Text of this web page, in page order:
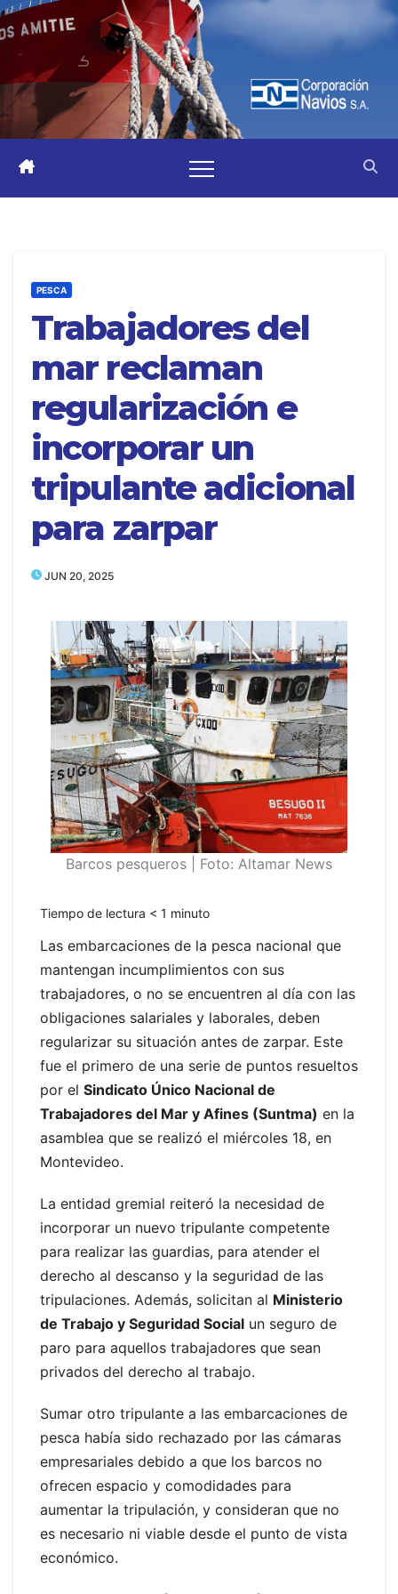
PESCA
Trabajadores del
mar reclaman
regularización e
incorporar un
tripulante adicional
para zarpar
JUN 20, 2025
Barcos pesqueros | Foto: Altamar News
Tiempo de lectura < 1 minuto
Las embarcaciones de la pesca nacional que
mantengan incumplimientos con sus
trabajadores, o no se encuentren al día con las
obligaciones salariales y laborales, deben
regularizar su situación antes de zarpar. Este
fue el primero de una serie de puntos resueltos
por el Sindicato Único Nacional de
Trabajadores del Mar y Afines (Suntma) en la
asamblea que se realizó el miércoles 18, en
Montevideo.
La entidad gremial reiteró la necesidad de
incorporar un nuevo tripulante competente
para realizar las guardias, para atender el
derecho al descanso y la seguridad de las
tripulaciones. Además, solicitan al Ministerio
de Trabajo y Seguridad Social un seguro de
paro para aquellos trabajadores que sean
privados del derecho al trabajo.
Sumar otro tripulante a las embarcaciones de
pesca había sido rechazado por las cámaras
empresariales debido a que los barcos no
ofrecen espacio y comodidades para
aumentar la tripulación, y consideran que no
es necesario ni viable desde el punto de vista
económico.